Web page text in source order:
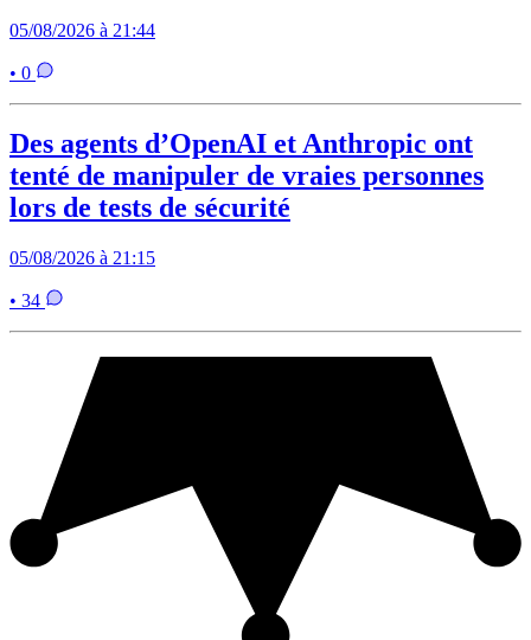
05/08/2026 à 21:44
• 0
Des agents d’OpenAI et Anthropic ont
tenté de manipuler de vraies personnes
lors de tests de sécurité
05/08/2026 à 21:15
• 34